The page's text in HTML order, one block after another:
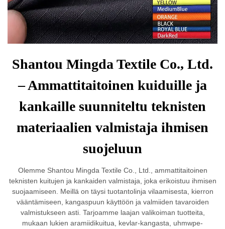
Shantou Mingda Textile Co., Ltd.
– Ammattitaitoinen kuiduille ja
kankaille suunniteltu teknisten
materiaalien valmistaja ihmisen
suojeluun
Olemme Shantou Mingda Textile Co., Ltd., ammattitaitoinen
teknisten kuitujen ja kankaiden valmistaja, joka erikoistuu ihmisen
suojaamiseen. Meillä on täysi tuotantolinja vilaamisesta, kierron
vääntämiseen, kangaspuun käyttöön ja valmiiden tavaroiden
valmistukseen asti. Tarjoamme laajan valikoiman tuotteita,
mukaan lukien aramiidikuitua, kevlar-kangasta, uhmwpe-